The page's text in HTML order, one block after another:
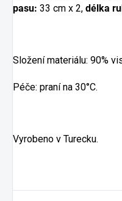
pasu: 33 cm x 2, délka
Složení materiálu: 90%
Péče: praní na 30°C.
Vyrobeno v Turecku.